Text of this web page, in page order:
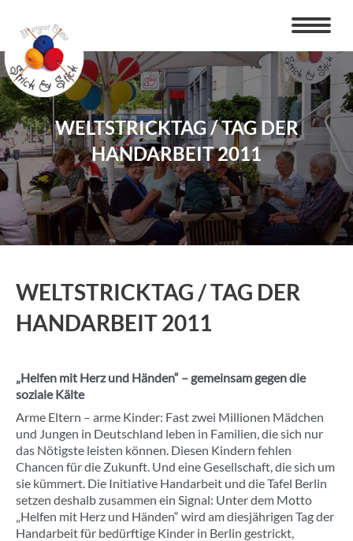
springen
WELTSTRICKTAG / TAG DER
HANDARBEIT 2011
WELTSTRICKTAG / TAG DER
HANDARBEIT 2011
„Helfen mit Herz und Händen“ – gemeinsam gegen die
soziale Kälte
Arme Eltern – arme Kinder: Fast zwei Millionen Mädchen
und Jungen in Deutschland leben in Familien, die sich nur
das Nötigste leisten können. Diesen Kindern fehlen
Chancen für die Zukunft. Und eine Gesellschaft, die sich um
sie kümmert. Die Initiative Handarbeit und die Tafel Berlin
setzen deshalb zusammen ein Signal: Unter dem Motto
„Helfen mit Herz und Händen“ wird am diesjährigen Tag der
Handarbeit für bedürftige Kinder in Berlin gestrickt,